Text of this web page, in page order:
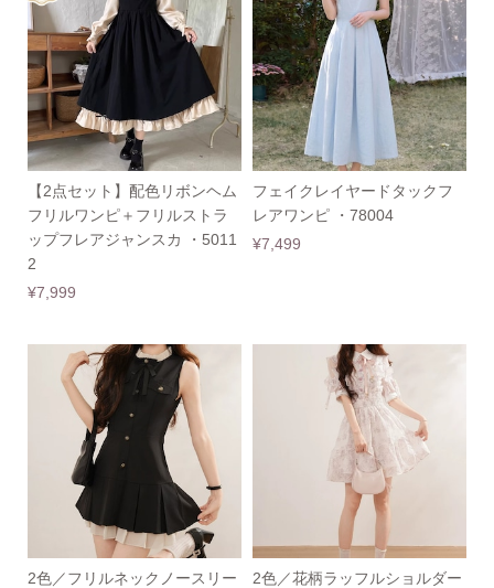
【2点セット】配色リボンヘム
フリルワンピ＋フリルストラ
ップフレアジャンスカ ・5011
2
¥7,999
フェイクレイヤードタックフ
レアワンピ ・78004
¥7,499
2色／フリルネックノースリー
2色／花柄ラッフルショルダー